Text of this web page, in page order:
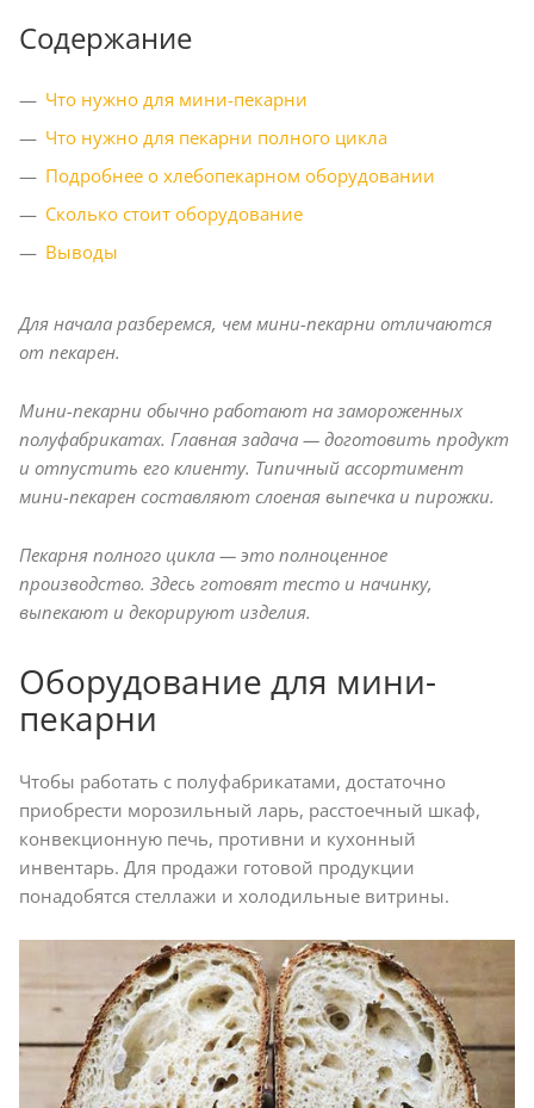
Содержание
Что нужно для мини-пекарни
Что нужно для пекарни полного цикла
Подробнее о хлебопекарном оборудовании
Сколько стоит оборудование
Выводы
Для начала разберемся, чем мини-пекарни отличаются
от пекарен.
Мини-пекарни обычно работают на замороженных
полуфабрикатах. Главная задача — доготовить продукт
и отпустить его клиенту. Типичный ассортимент
мини-пекарен составляют слоеная выпечка и пирожки.
Пекарня полного цикла — это полноценное
производство. Здесь готовят тесто и начинку,
выпекают и декорируют изделия.
Оборудование для мини-
пекарни
Чтобы работать с полуфабрикатами, достаточно
приобрести морозильный ларь, расстоечный шкаф,
конвекционную печь, противни и кухонный
инвентарь. Для продажи готовой продукции
понадобятся стеллажи и холодильные витрины.